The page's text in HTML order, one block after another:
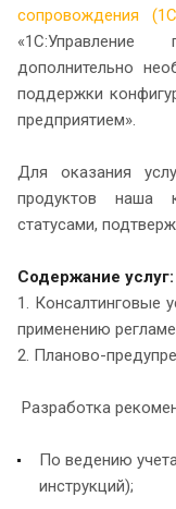
сопровождения (
«1С:Управление
дополнительно
поддержки
предприятием».
Для оказания
продуктов наша
статусами,
Содержание услуг:
1. Консалтинговые
применению
2. Планово-
Разработка
По ведению
инструкций);